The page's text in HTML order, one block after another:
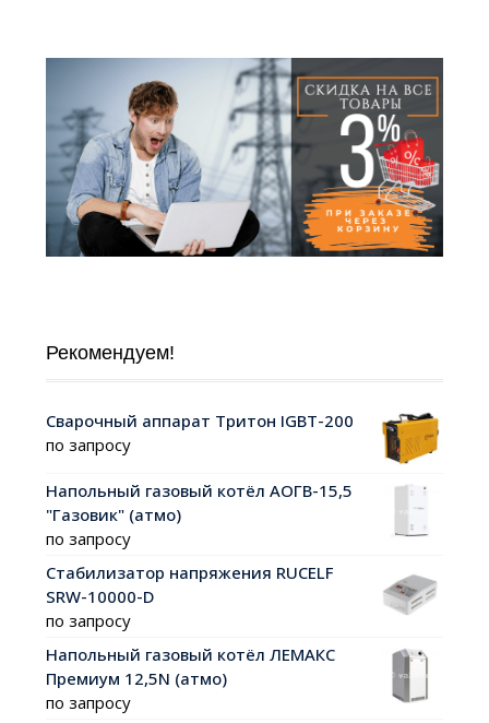
Рекомендуем!
Сварочный аппарат Тритон IGBT-200
по запросу
Напольный газовый котёл АОГВ-15,5
"Газовик" (атмо)
по запросу
Стабилизатор напряжения RUCELF
SRW-10000-D
по запросу
Напольный газовый котёл ЛЕМАКС
Премиум 12,5N (атмо)
по запросу